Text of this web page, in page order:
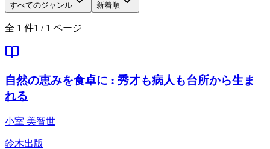
すべてのジャンル 新着順
全 1 件1 / 1 ページ
自然の恵みを食卓に : 秀才も病人も台所から生ま
れる
小室 美智世
鈴木出版